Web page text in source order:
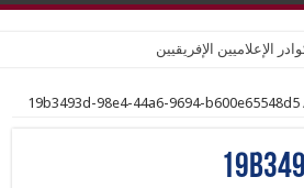
الإعلاميين الإفريقيين
19b3493d-98e4-44a6-9694-b600e65548d5